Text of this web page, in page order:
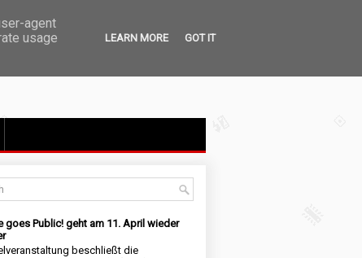
goes Public! geht am 11. April wieder
beschließt die
agent
usage
LEARN MORE GOT IT